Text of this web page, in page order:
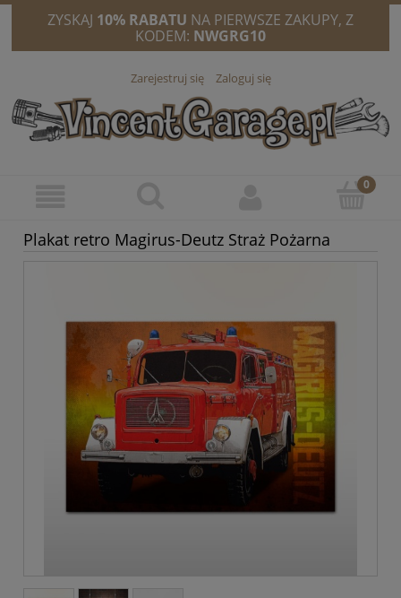
ZYSKAJ 10% RABATU NA PIERWSZE ZAKUPY, Z
KODEM: NWGRG10
Zarejestruj się Zaloguj się
Plakat retro Magirus-Deutz Straż Pożarna